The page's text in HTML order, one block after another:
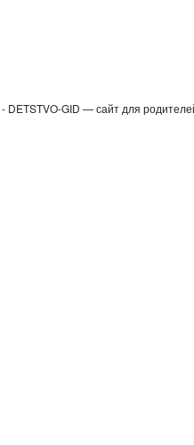
- DETSTVO-GID — сайт для